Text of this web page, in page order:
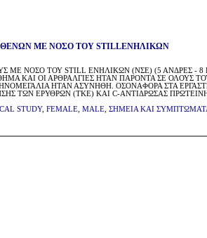
ΜΕ ΝΟΣΟ ΤΟΥ STILLΕΝΗΛΙΚΩΝ
ΜΕ ΝΟΣΟ ΤΟΥ STILL ΕΝΗΛΙΚΩΝ (ΝΣΕ) (5
ΚΑΙ ΟΙ ΑΡΘΡΑΛΓΙΕΣ ΗΤΑΝ ΠΑΡΟΝΤΑ ΣΕ ΟΛΟΥΣ
ΗΤΑΝ ΑΣΥΝΗΘΗ. ΟΣΟΝΑΦΟΡΑ ΣΤΑ
ΤΩΝ ΕΡΥΘΡΩΝ (ΤΚΕ) ΚΑΙ C-ΑΝΤΙΔΡΩΣΑΣ
STUDY, FEMALE MALE ΣΗΜΕΙΑ ΚΑΙ